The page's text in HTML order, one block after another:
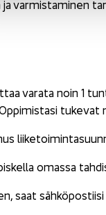
var­mis­ta­mi­nen
va­ra­ta noin 1
omas­sa
saat